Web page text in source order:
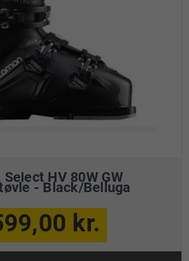
HV 80W GW
- Black/Belluga
kr.